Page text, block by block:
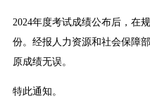
2024年度考试成绩公布后，在
份。经报人力资源和社会保障
原成绩无误。
特此通知。